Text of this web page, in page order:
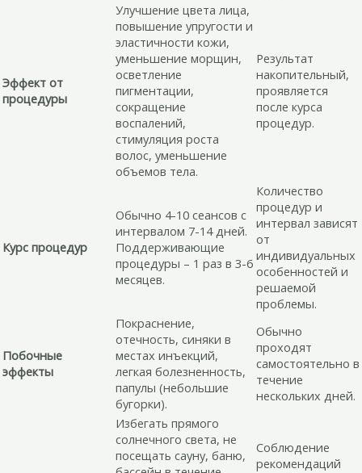
Эффект от
процедуры
Улучшение цвета лица,
повышение упругости и
эластичности кожи,
уменьшение морщин,
осветление
пигментации,
сокращение
воспалений,
стимуляция роста
волос, уменьшение
объемов тела.
Результат
накопительный,
проявляется
после курса
процедур.
Курс процедур
Обычно 4-10 сеансов с
интервалом 7-14 дней.
Поддерживающие
процедуры – 1 раз в 3-6
месяцев.
Количество
процедур и
интервал зависят
от
индивидуальных
особенностей и
решаемой
проблемы.
Побочные
эффекты
Покраснение,
отечность, синяки в
местах инъекций,
легкая болезненность,
папулы (небольшие
бугорки).
Обычно
проходят
самостоятельно в
течение
нескольких дней.
Избегать прямого
солнечного света, не
посещать сауну, баню,
Соблюдение
рекомендаций